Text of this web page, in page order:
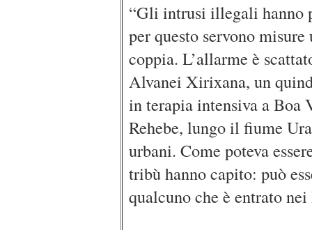
“Gli intrusi illegali hanno
per questo servono
coppia. L’allarme è
Alvanei Xirixana, un
in terapia intensiva a
Rehebe, lungo il fiume
urbani. Come poteva
tribù hanno capito: può
qualcuno che è entrato